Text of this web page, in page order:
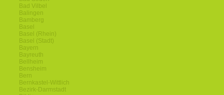
Bad Vilbel
Balingen
Bamberg
Basel
Basel (Rhein)
Basel (Stadt)
Bayern
Bayreuth
Bellheim
Bensheim
Bern
Bernkastel-Wittlich
Bezirk-Darmstadt